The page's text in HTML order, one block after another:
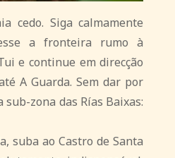
cedo. Siga calmamente
a fronteira rumo à
e continue em direcção
A Guarda. Sem dar por
zona das Rías Baixas:
suba ao Castro de Santa